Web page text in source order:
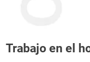
Trabajo en el